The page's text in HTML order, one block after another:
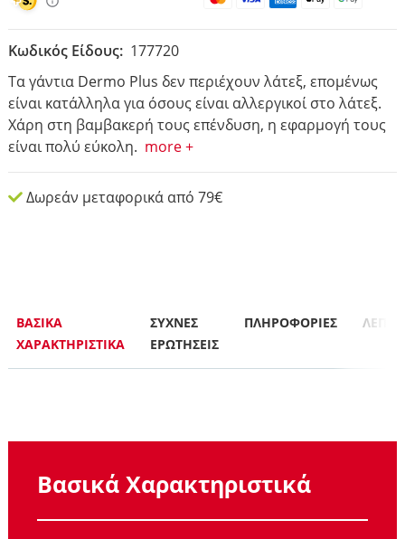
Κωδικός Είδους: 177720
Τα γάντια Dermo Plus δεν περιέχουν λάτεξ, επομένως
είναι κατάλληλα για όσους είναι αλλεργικοί στο λάτεξ.
Χάρη στη βαμβακερή τους επένδυση, η εφαρμογή τους
είναι πολύ εύκολη. more +
Δωρεάν μεταφορικά από 79€
ΒΑΣΙΚΑ
ΧΑΡΑΚΤΗΡΙΣΤΙΚΑ
ΣΥΧΝΈΣ
ΕΡΩΤΉΣΕΙΣ
ΠΛΗΡΟΦΟΡΙΕΣ
Βασικά Χαρακτηριστικά